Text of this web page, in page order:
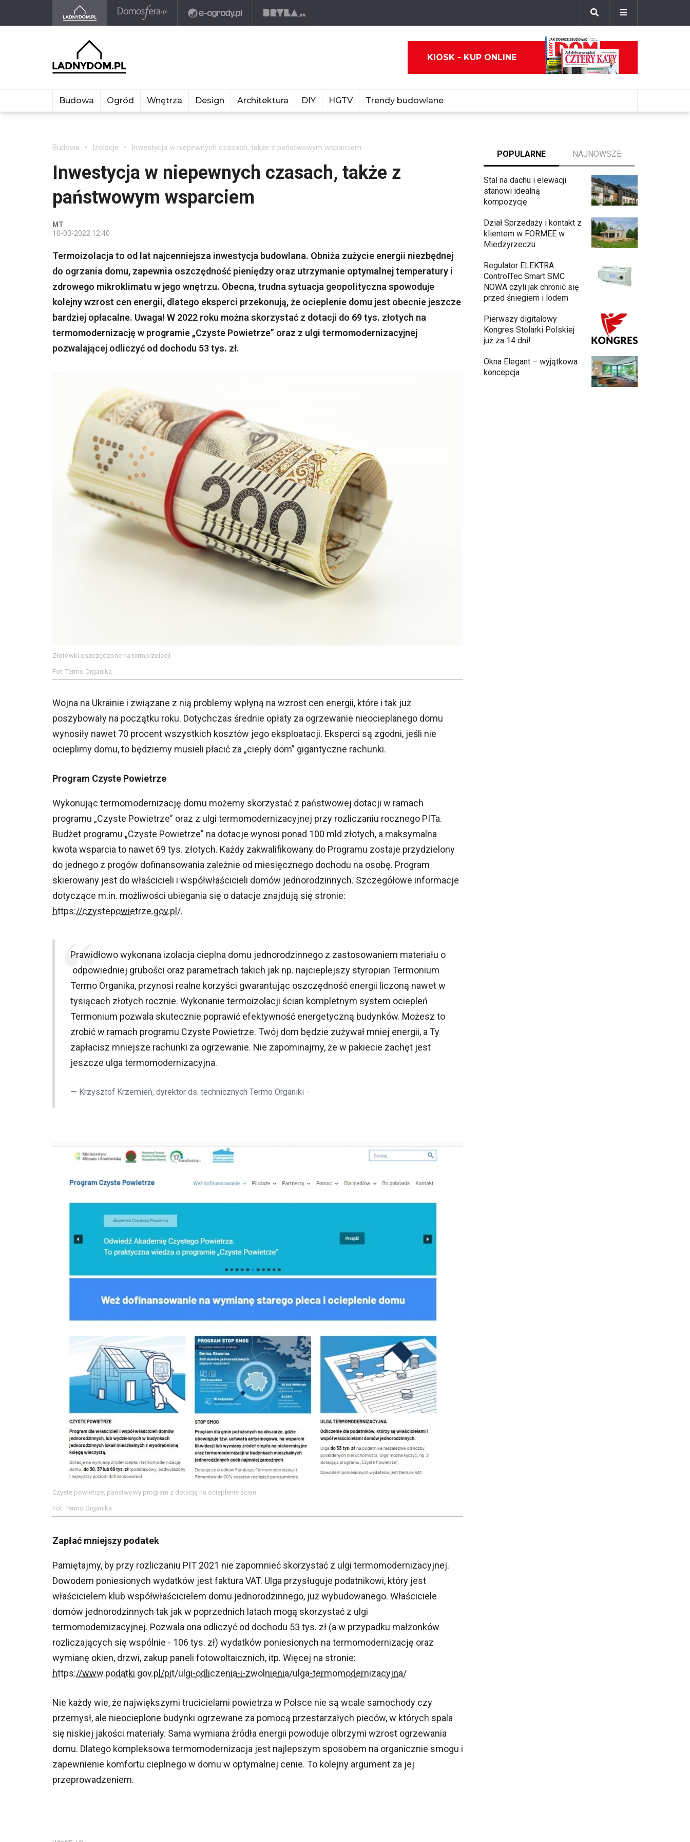
KIOSK - KUP ONLINE
Budowa Ogród Wnętrza Design Architektura DIY HGTV Trendy budowlane
Budowa Izolacje Inwestycja w niepewnych czasach, także z państwowym wsparciem
Inwestycja w niepewnych czasach, także z
państwowym wsparciem
MT
10-03-2022 12:40
Termoizolacja to od lat najcenniejsza inwestycja budowlana. Obniża zużycie energii niezbędnej
do ogrzania domu, zapewnia oszczędność pieniędzy oraz utrzymanie optymalnej temperatury i
zdrowego mikroklimatu w jego wnętrzu. Obecna, trudna sytuacja geopolityczna spowoduje
kolejny wzrost cen energii, dlatego eksperci przekonują, że ocieplenie domu jest obecnie jeszcze
bardziej opłacalne. Uwaga! W 2022 roku można skorzystać z dotacji do 69 tys. złotych na
termomodernizację w programie „Czyste Powietrze” oraz z ulgi termomodernizacyjnej
pozwalającej odliczyć od dochodu 53 tys. zł.
Złotówki oszczędzone na termoizolacji
Fot. Termo Organika
Wojna na Ukrainie i związane z nią problemy wpłyną na wzrost cen energii, które i tak już
poszybowały na początku roku. Dotychczas średnie opłaty za ogrzewanie nieocieplanego domu
wynosiły nawet 70 procent wszystkich kosztów jego eksploatacji. Eksperci są zgodni, jeśli nie
ocieplimy domu, to będziemy musieli płacić za „ciepły dom” gigantyczne rachunki.
Program Czyste Powietrze
Wykonując termomodernizację domu możemy skorzystać z państwowej dotacji w ramach
programu „Czyste Powietrze” oraz z ulgi termomodernizacyjnej przy rozliczaniu rocznego PITa.
Budżet programu „Czyste Powietrze” na dotacje wynosi ponad 100 mld złotych, a maksymalna
kwota wsparcia to nawet 69 tys. złotych. Każdy zakwalifikowany do Programu zostaje przydzielony
do jednego z progów dofinansowania zależnie od miesięcznego dochodu na osobę. Program
skierowany jest do właścicieli i współwłaścicieli domów jednorodzinnych. Szczegółowe informacje
dotyczące m.in. możliwości ubiegania się o datacje znajdują się stronie:
https://czystepowietrze.gov.pl/.
Prawidłowo wykonana izolacja cieplna domu jednorodzinnego z zastosowaniem materiału o
odpowiedniej grubości oraz parametrach takich jak np. najcieplejszy styropian Termonium
Termo Organika, przynosi realne korzyści gwarantując oszczędność energii liczoną nawet w
tysiącach złotych rocznie. Wykonanie termoizolacji ścian kompletnym system ociepleń
Termonium pozwala skutecznie poprawić efektywność energetyczną budynków. Możesz to
zrobić w ramach programu Czyste Powietrze. Twój dom będzie zużywał mniej energii, a Ty
zapłacisz mniejsze rachunki za ogrzewanie. Nie zapominajmy, że w pakiecie zachęt jest
jeszcze ulga termomodernizacyjna.
Krzysztof Krzemień, dyrektor ds. technicznych Termo Organiki -
Czyste powietrze, państwowy program z dotacją na ocieplenie ścian
Fot. Termo Organika
Zapłać mniejszy podatek
Pamiętajmy, by przy rozliczaniu PIT 2021 nie zapomnieć skorzystać z ulgi termomodernizacyjnej.
Dowodem poniesionych wydatków jest faktura VAT. Ulga przysługuje podatnikowi, który jest
właścicielem klub współwłaścicielem domu jednorodzinnego, już wybudowanego. Właściciele
domów jednorodzinnych tak jak w poprzednich latach mogą skorzystać z ulgi
termomodemizacyjnej. Pozwala ona odliczyć od dochodu 53 tys. zł (a w przypadku małżonków
rozliczających się wspólnie - 106 tys. zł) wydatków poniesionych na termomodernizację oraz
wymianę okien, drzwi, zakup paneli fotowoltaicznich, itp. Więcej na stronie:
https://www.podatki.gov.pl/pit/ulgi-odliczenia-i-zwolnienia/ulga-termomodernizacyjna/
Nie każdy wie, że największymi trucicielami powietrza w Polsce nie są wcale samochody czy
przemysł, ale nieocieplone budynki ogrzewane za pomocą przestarzałych pieców, w których spala
się niskiej jakości materiały. Sama wymiana źródła energii powoduje olbrzymi wzrost ogrzewania
domu. Dlatego kompleksowa termomodernizacja jest najlepszym sposobem na organicznie smogu i
zapewnienie komfortu cieplnego w domu w optymalnej cenie. To kolejny argument za jej
przeprowadzeniem.
POPULARNE NAJNOWSZE
Stal na dachu i elewacji
stanowi idealną
kompozycję
Dział Sprzedaży i kontakt z
klientem w FORMEE w
Miedzyrzeczu
Regulator ELEKTRA
ControlTec Smart SMC
NOWA czyli jak chronić się
przed śniegiem i lodem
Pierwszy digitalowy
Kongres Stolarki Polskiej
już za 14 dni!
Okna Elegant – wyjątkowa
koncepcja